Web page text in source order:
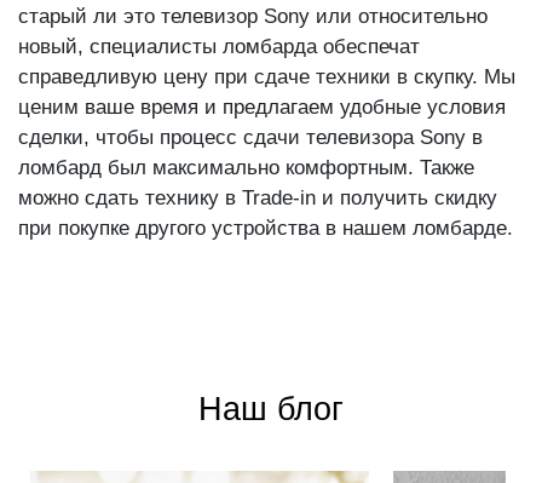
старый ли это телевизор Sony или относительно
новый, специалисты ломбарда обеспечат
справедливую цену при сдаче техники в скупку. Мы
ценим ваше время и предлагаем удобные условия
сделки, чтобы процесс сдачи телевизора Sony в
ломбард был максимально комфортным. Также
можно сдать технику в Trade-in и получить скидку
при покупке другого устройства в нашем ломбарде.
Наш блог